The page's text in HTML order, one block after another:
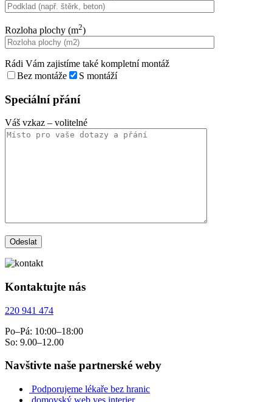
Rozloha plochy (m2)
Rádi Vám zajistíme také kompletní montáž
Bez montáže
S montáží
Speciální přání
Váš vzkaz – volitelné
Kontaktujte nás
220 941 474
Po–Pá: 10:00–18:00
So: 9.00–12.00
Navštivte naše partnerské weby
Podporujeme lékaře bez hranic